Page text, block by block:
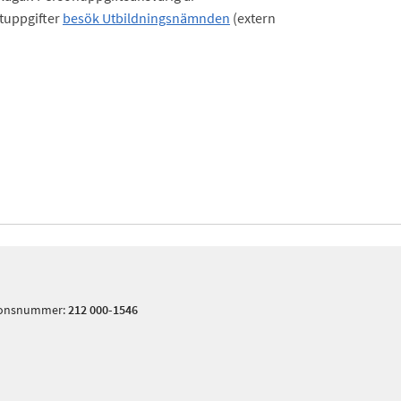
besök Utbildningsnämnden (extern
212 000-1546